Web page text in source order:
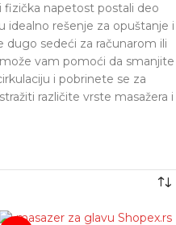
fizička napetost postali deo
idealno rešenje za opuštanje i
dugo sedeći za računarom ili
vam pomoći da smanjite
i pobrinete se za
različite vrste masažera i